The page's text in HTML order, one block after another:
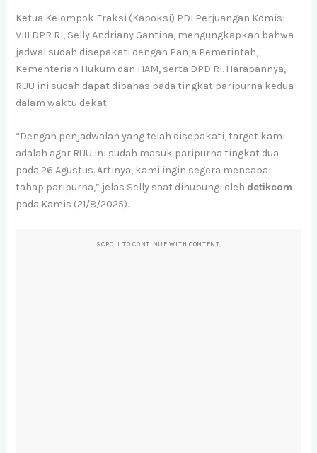
Ketua Kelompok Fraksi (Kapoksi) PDI Perjuangan Komisi
VIII DPR RI, Selly Andriany Gantina, mengungkapkan bahwa
jadwal sudah disepakati dengan Panja Pemerintah,
Kementerian Hukum dan HAM, serta DPD RI. Harapannya,
RUU ini sudah dapat dibahas pada tingkat paripurna kedua
dalam waktu dekat.
“Dengan penjadwalan yang telah disepakati, target kami
adalah agar RUU ini sudah masuk paripurna tingkat dua
pada 26 Agustus. Artinya, kami ingin segera mencapai
tahap paripurna,” jelas Selly saat dihubungi oleh detikcom
pada Kamis (21/8/2025).
SCROLL TO CONTINUE WITH CONTENT